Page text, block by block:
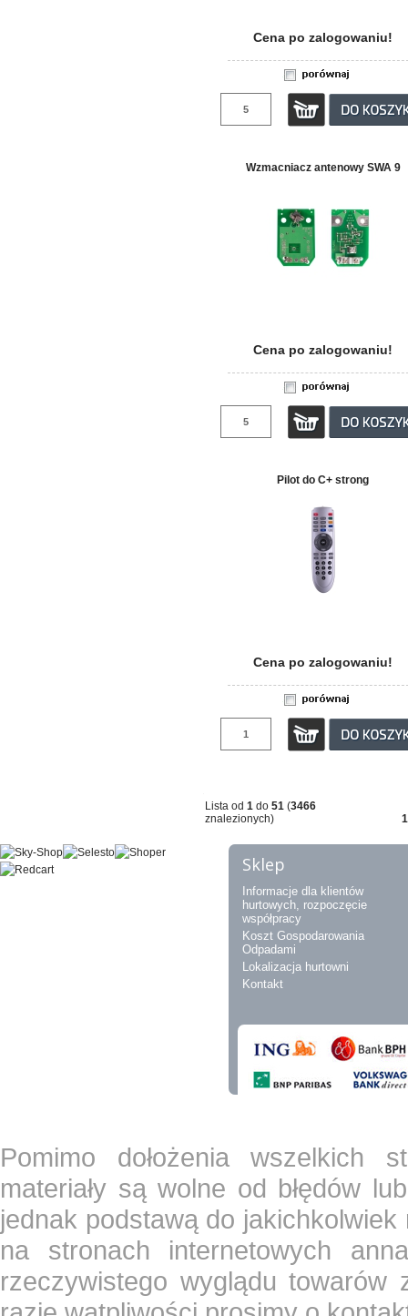
Cena po zalogowaniu!
Wzmacniacz antenowy SWA 9
Cena po zalogowaniu!
Pilot do C+ strong
Cena po zalogowaniu!
Lista od 1 do 51 (3466
znalezionych)
1
Sklep
Informacje dla klientów
hurtowych, rozpoczęcie
współpracy
Koszt Gospodarowania
Odpadami
Lokalizacja hurtowni
Kontakt
Pomimo dołożenia wszelkich
materiały są wolne od błędów
jednak podstawą do
na stronach internetowych
rzeczywistego wyglądu